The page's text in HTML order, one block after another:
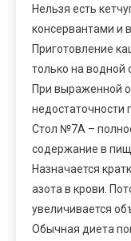
Нельзя есть
консервантами и
Приготовление
только на водной
При выраженной
недостаточности
Стол №7А –
содержание в
Назначается
азота в крови.
увеличивается
Обычная диета